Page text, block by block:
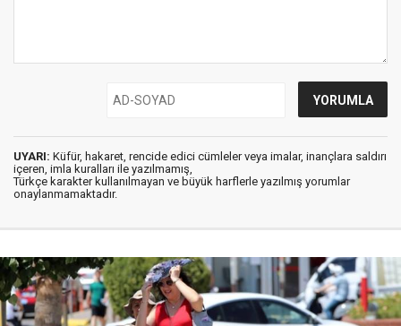
UYARI: Küfür, hakaret, rencide edici cümleler veya imalar, inançlara saldırı
içeren, imla kuralları ile yazılmamış,
Türkçe karakter kullanılmayan ve büyük harflerle yazılmış yorumlar
onaylanmamaktadır.